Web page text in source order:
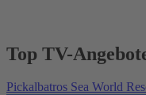
Top TV-
Pickalbatros Sea World